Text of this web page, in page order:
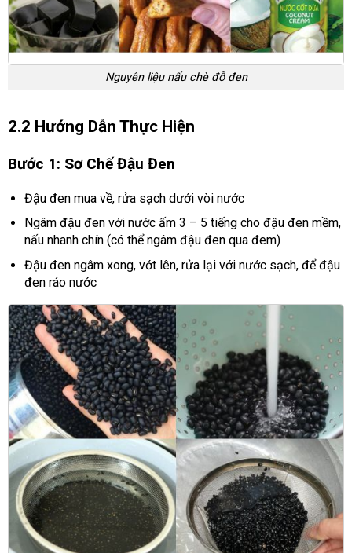
Nguyên liệu nấu chè đỗ đen
2.2 Hướng Dẫn Thực Hiện
Bước 1: Sơ Chế Đậu Đen
Đậu đen mua về, rửa sạch dưới vòi nước
Ngâm đậu đen với nước ấm 3 – 5 tiếng cho đậu đen mềm,
nấu nhanh chín (có thể ngâm đậu đen qua đem)
Đậu đen ngâm xong, vớt lên, rửa lại với nước sạch, để đậu
đen ráo nước